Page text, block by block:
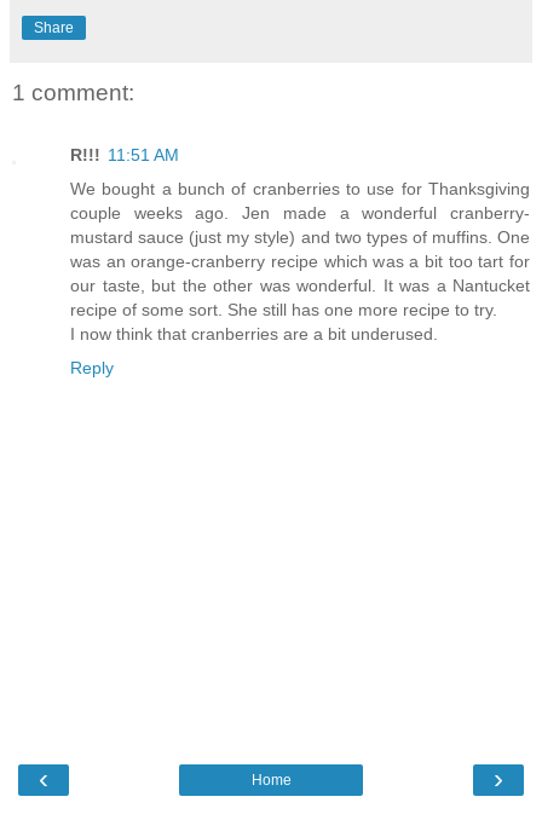
Share
1 comment:
R!!! 11:51 AM
We bought a bunch of cranberries to use for Thanksgiving
couple weeks ago. Jen made a wonderful cranberry-
mustard sauce (just my style) and two types of muffins. One
was an orange-cranberry recipe which was a bit too tart for
our taste, but the other was wonderful. It was a Nantucket
recipe of some sort. She still has one more recipe to try.
I now think that cranberries are a bit underused.
Reply
‹ ›
Home